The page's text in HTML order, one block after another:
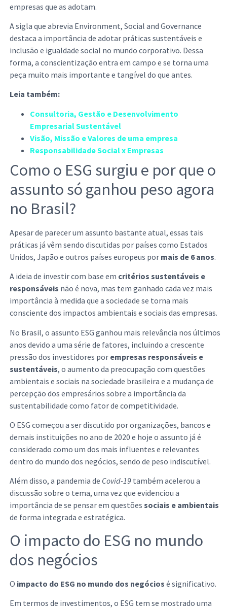
empresas que as adotam.
A sigla que abrevia Environment, Social and Governance
destaca a importância de adotar práticas sustentáveis e
inclusão e igualdade social no mundo corporativo. Dessa
forma, a conscientização entra em campo e se torna uma
peça muito mais importante e tangível do que antes.
Leia também:
Consultoria, Gestão e Desenvolvimento
Empresarial Sustentável
Visão, Missão e Valores de uma empresa
Responsabilidade Social x Empresas
Como o ESG surgiu e por que o
assunto só ganhou peso agora
no Brasil?
Apesar de parecer um assunto bastante atual, essas tais
práticas já vêm sendo discutidas por países como Estados
Unidos, Japão e outros países europeus por mais de 6 anos.
A ideia de investir com base em critérios sustentáveis e
responsáveis não é nova, mas tem ganhado cada vez mais
importância à medida que a sociedade se torna mais
consciente dos impactos ambientais e sociais das empresas.
No Brasil, o assunto ESG ganhou mais relevância nos últimos
anos devido a uma série de fatores, incluindo a crescente
pressão dos investidores por empresas responsáveis e
sustentáveis, o aumento da preocupação com questões
ambientais e sociais na sociedade brasileira e a mudança de
percepção dos empresários sobre a importância da
sustentabilidade como fator de competitividade.
O ESG começou a ser discutido por organizações, bancos e
demais instituições no ano de 2020 e hoje o assunto já é
considerado como um dos mais influentes e relevantes
dentro do mundo dos negócios, sendo de peso indiscutível.
Além disso, a pandemia de Covid-19também acelerou a
discussão sobre o tema, uma vez que evidenciou a
importância de se pensar em questões sociais e ambientais
de forma integrada e estratégica.
O impacto do ESG no mundo
dos negócios
O impacto do ESG no mundo dos negócios é significativo.
Em termos de investimentos, o ESG tem se mostrado uma